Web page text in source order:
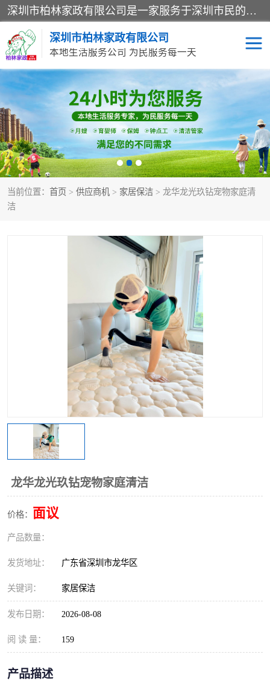
深圳市柏林家政有限公司是一家服务于深圳市民的专业家政公司。致力于为客户提供高质量、多维度的家庭服务，包括养老、母婴、月嫂育婴早教、康复理疗、家电清洗和保洁等方面的专业服务。
深圳市柏林家政有限公司
本地生活服务公司 为民服务每一天
当前位置： 首页 > 供应商机 > 家居保洁 > 龙华龙光玖钻宠物家庭清
洁
龙华龙光玖钻宠物家庭清洁
价格： 面议
产品数量：
发货地址： 广东省深圳市龙华区
关键词： 家居保洁
发布日期： 2026-08-08
阅 读 量： 159
产品描述
家居保洁 护工月嫂
家庭保姆 家政服务